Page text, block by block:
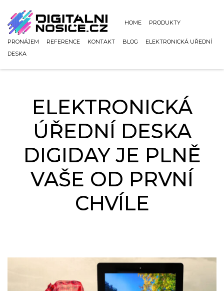
HOME PRODUKTY
PRONÁJEM REFERENCE KONTAKT BLOG
ELEKTRONICKÁ UŘEDNÍ
DESKA
ELEKTRONICKÁ
ÚŘEDNÍ DESKA
DIGIDAY JE PLNĚ
VAŠE OD PRVNÍ
CHVÍLE